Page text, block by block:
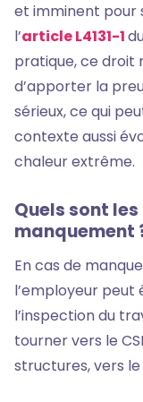
et imminent pour
l’article L4131-1
pratique, ce droit
d’apporter la
sérieux, ce qui
contexte aussi
chaleur extrême.
Quels sont
manquement
En cas de
l’employeur peut
l’inspection du
tourner vers le
structures, vers